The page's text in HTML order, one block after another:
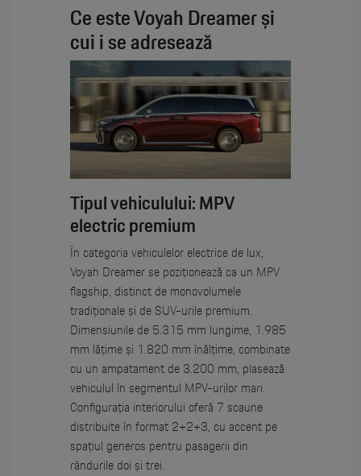
Ce este Voyah Dreamer și
cui i se adresează
Tipul vehiculului: MPV
electric premium
În categoria vehiculelor electrice de lux,
Voyah Dreamer se poziționează ca un MPV
flagship, distinct de monovolumele
tradiționale și de SUV-urile premium.
Dimensiunile de 5.315 mm lungime, 1.985
mm lățime și 1.820 mm înălțime, combinate
cu un ampatament de 3.200 mm, plasează
vehiculul în segmentul MPV-urilor mari.
Configurația interiorului oferă 7 scaune
distribuite în format 2+2+3, cu accent pe
spațiul generos pentru pasagerii din
rândurile doi și trei.